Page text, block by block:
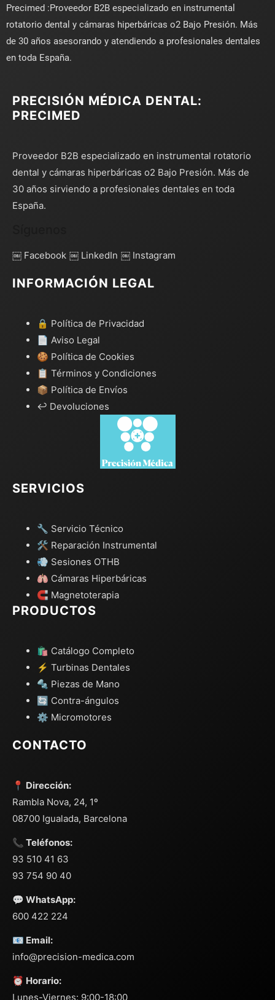
Precimed :Proveedor B2B especializado en instrumental
rotatorio dental y cámaras hiperbáricas o2 Bajo Presión. Más
de 30 años asesorando y atendiendo a profesionales dentales
en toda España.
PRECISIÓN MÉDICA DENTAL:
PRECIMED
Proveedor B2B especializado en instrumental rotatorio
dental y cámaras hiperbáricas o2 Bajo Presión. Más de
30 años sirviendo a profesionales dentales en toda
España.
￼ Facebook ￼ LinkedIn ￼ Instagram
INFORMACIÓN LEGAL
🔒 Política de Privacidad
📄 Aviso Legal
🍪 Política de Cookies
📋 Términos y Condiciones
📦 Política de Envíos
↩️ Devoluciones
SERVICIOS
🔧 Servicio Técnico
🛠️ Reparación Instrumental
💨 Sesiones OTHB
🫁 Cámaras Hiperbáricas
🧲 Magnetoterapia
PRODUCTOS
🛍️ Catálogo Completo
⚡ Turbinas Dentales
🔩 Piezas de Mano
🔄 Contra-ángulos
⚙️ Micromotores
CONTACTO
📍 Dirección:
Rambla Nova, 24, 1º
08700 Igualada, Barcelona
📞 Teléfonos:
93 510 41 63
93 754 90 40
💬 WhatsApp:
600 422 224
📧 Email:
info@precision-medica.com
⏰ Horario:
Lunes-Viernes: 9:00-18:00